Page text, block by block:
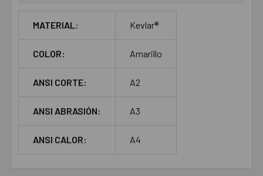
MATERIAL: Kevlar®
COLOR: Amarillo
ANSI CORTE: A2
ANSI ABRASIÓN: A3
ANSI CALOR: A4